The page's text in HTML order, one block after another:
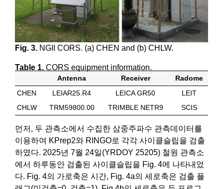
Fig. 3. NGII CORS. (a) CHEN and (b) CHLW.
Table 1. CORS equipment information.
Antenna Receiver
Radome
CHEN
LEIAR25.R4 LEICA GR50
LEIT
CHLW
TRM59800.00 TRIMBLE NETR9 SCIS
먼저, 두 관측소에서 수집한 삼중주파수 관측데이터를
이용하여 KPrep2와 RINGO로 각각 사이클슬립을 검출
하였다. 2025년 7월 24일(YRDOY 25205) 철원 관측소
에서 하루동안 검출된 사이클슬립을 Fig. 4에 나타내었
다. Fig. 4의 가로축은 시간, Fig. 4a의 세로축은 검출 플